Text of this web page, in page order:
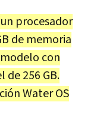
procesador
de memoria
con
de 256 GB.
Water OS